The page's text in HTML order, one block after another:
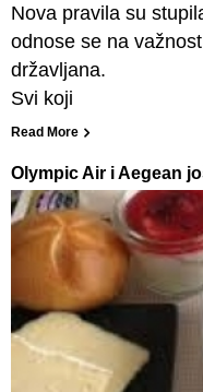
Nova pravila su
odnose se na
državljana.
Svi koji
Read More
Olympic Air i Aegean